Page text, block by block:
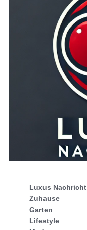
Luxus Nachricht
Zuhause
Garten
Lifestyle